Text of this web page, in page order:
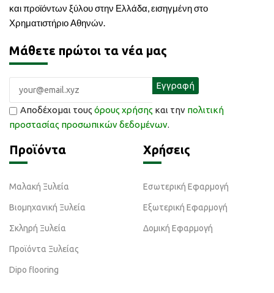
και προϊόντων ξύλου στην Ελλάδα, εισηγμένη στο
Χρηματιστήριο Αθηνών.
Μάθετε πρώτοι τα νέα μας
Αποδέχομαι τους όρους χρήσης και την πολιτική
προστασίας προσωπικών δεδομένων.
Προϊόντα
Μαλακή Ξυλεία
Βιομηχανική Ξυλεία
Σκληρή Ξυλεία
Προϊόντα Ξυλείας
Dipo flooring
Χρήσεις
Εσωτερική Εφαρμογή
Εξωτερική Εφαρμογή
Δομική Εφαρμογή